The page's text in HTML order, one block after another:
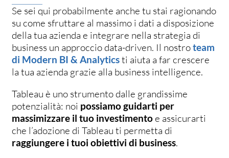
Se sei qui probabilmente anche tu stai ragionando
su come sfruttare al massimo i dati a disposizione
della tua azienda e integrare nella strategia di
business un approccio data-driven. Il nostroteam
di Modern BI & Analyticsti aiuta a far crescere
la tua azienda grazie alla business intelligence.
Tableau è uno strumento dalle grandissime
potenzialità: noi possiamo guidarti per
massimizzare il tuo investimentoe assicurarti
che l’adozione di Tableau ti permetta di
raggiungere i tuoi obiettivi di business.